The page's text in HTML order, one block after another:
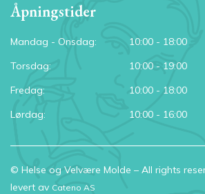
Åpningstider
Mandag - Onsdag:
Torsdag:
Fredag:
Lørdag:
10:00 - 18:00
10:00 - 19:00
10:00 - 18:00
10:00 - 16:00
© Helse og Velvære Molde – All rights
levert av Cateno AS